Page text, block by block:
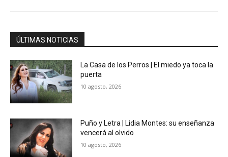
ÚLTIMAS NOTICIAS
La Casa de los Perros | El miedo ya toca la
puerta
10 agosto, 2026
Puño y Letra | Lidia Montes: su enseñanza
vencerá al olvido
10 agosto, 2026